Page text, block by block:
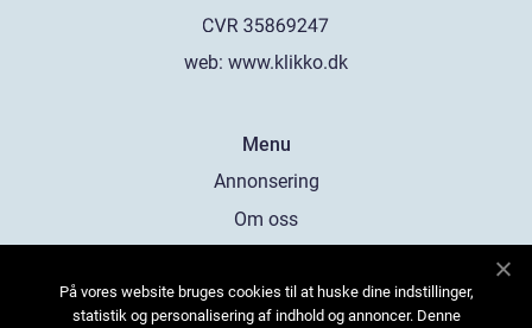
web: www.klikko.dk
Menu
Annonsering
Om oss
Kontakta oss
På vores website bruges cookies til at huske dine indstillinger,
statistik og personalisering af indhold og annoncer. Denne